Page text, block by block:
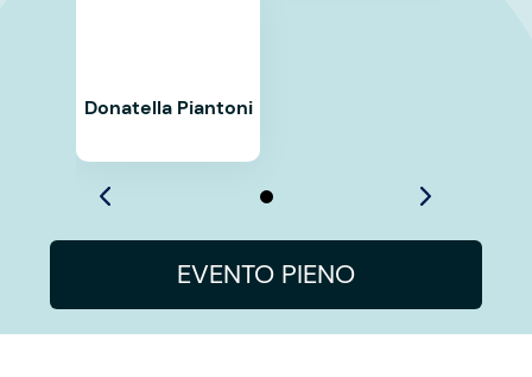
Donatella Piantoni
EVENTO PIENO